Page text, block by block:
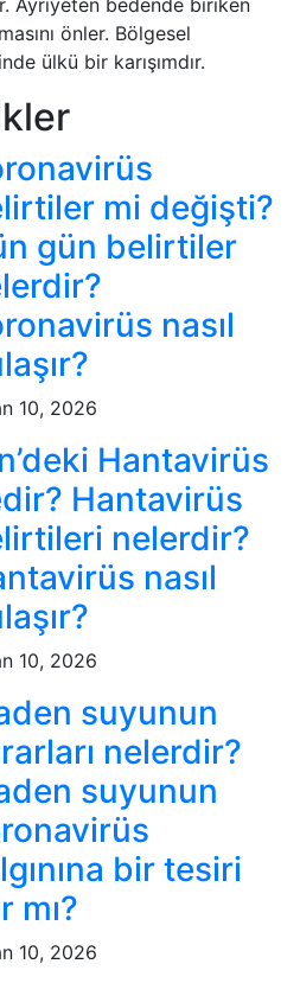
Ayrıyeten bedende biriken
önler. Bölgesel
ülkü bir karışımdır.
mi değişti?
gün belirtiler
nasıl
10, 2026
Hantavirüs
Hantavirüs
nelerdir?
nasıl
10, 2026
suyunun
nelerdir?
suyunun
bir tesiri
mı?
10, 2026